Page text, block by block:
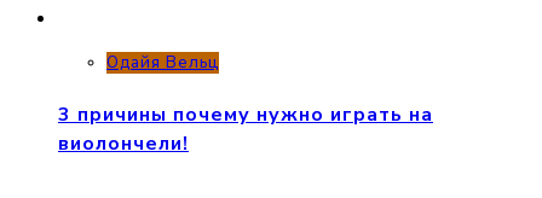
Одайя Вельц
3 причины почему нужно играть на
виолончели!